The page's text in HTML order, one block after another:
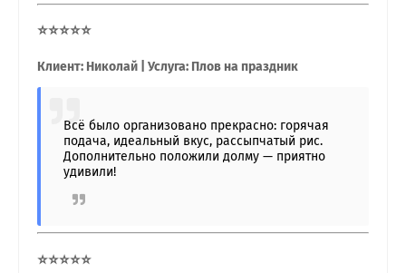
⭐⭐⭐⭐⭐
Клиент: Николай | Услуга: Плов на праздник
Всё было организовано прекрасно: горячая
подача, идеальный вкус, рассыпчатый рис.
Дополнительно положили долму — приятно
удивили!
⭐⭐⭐⭐⭐